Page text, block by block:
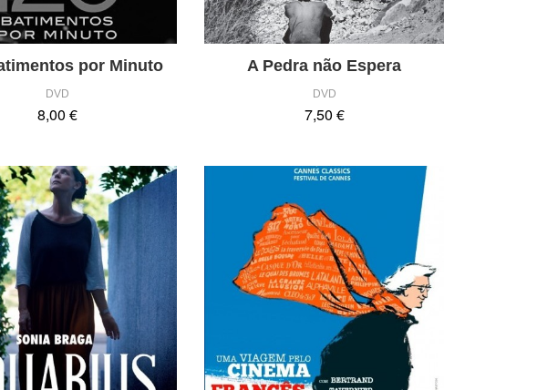
por Minuto
DVD
8,00 €
A Pedra não Espera
DVD
7,50 €